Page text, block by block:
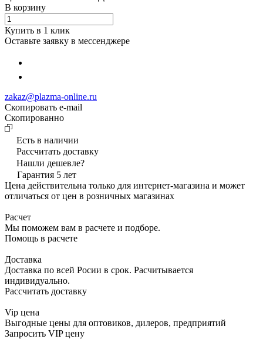
В корзину
Купить в 1 клик
Оставьте заявку в мессенджере
zakaz@plazma-online.ru
Скопировать e-mail
Cкопированно
Есть в наличии
Рассчитать доставку
Нашли дешевле?
Гарантия 5 лет
Цена действительна только для интернет-магазина и может
отличаться от цен в розничных магазинах
Расчет
Мы поможем вам в расчете и подборе.
Помощь в расчете
Доставка
Доставка по всей Росии в срок. Расчитывается
индивидуально.
Рассчитать доставку
Vip цена
Выгодные цены для оптовиков, дилеров, предприятий
Запросить VIP цену